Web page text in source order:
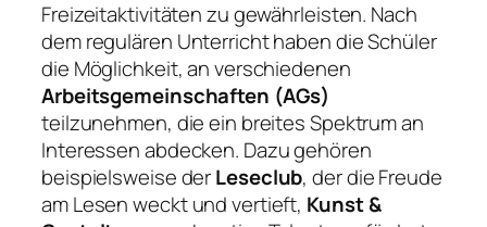
Freizeitaktivitäten zu gewährleisten. Nach
dem regulären Unterricht haben die Schüler
die Möglichkeit, an verschiedenen
Arbeitsgemeinschaften (AGs)
teilzunehmen, die ein breites Spektrum an
Interessen abdecken. Dazu gehören
beispielsweise derLeseclub, der die Freude
am Lesen weckt und vertieft, Kunst &